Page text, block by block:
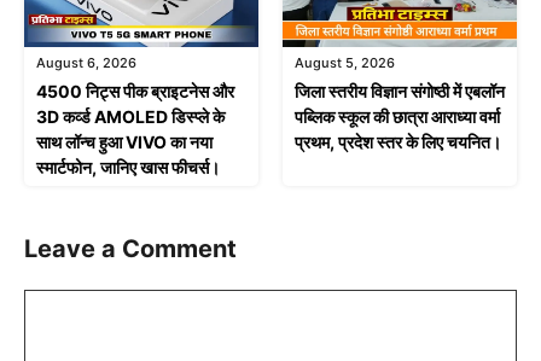
August 6, 2026
4500 निट्स पीक ब्राइटनेस और
3D कर्व्ड AMOLED डिस्प्ले के
साथ लॉन्च हुआ VIVO का नया
स्मार्टफोन, जानिए खास फीचर्स।
August 5, 2026
जिला स्तरीय विज्ञान संगोष्ठी में एबलॉन
पब्लिक स्कूल की छात्रा आराध्या वर्मा
प्रथम, प्रदेश स्तर के लिए चयनित।
Leave a Comment